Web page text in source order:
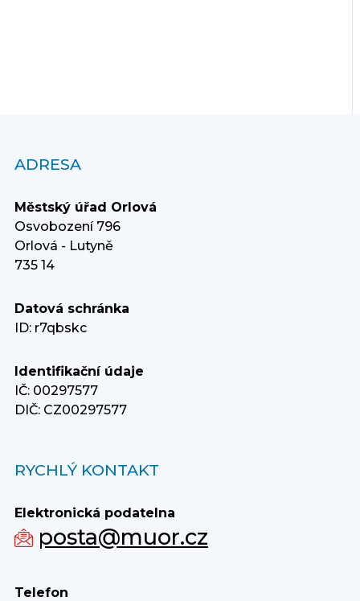
ADRESA
Městský úřad Orlová
Osvobození 796
Orlová - Lutyně
735 14
Datová schránka
ID: r7qbskc
Identifikační údaje
IČ: 00297577
DIČ: CZ00297577
RYCHLÝ KONTAKT
Elektronická podatelna
posta@muor.cz
Telefon